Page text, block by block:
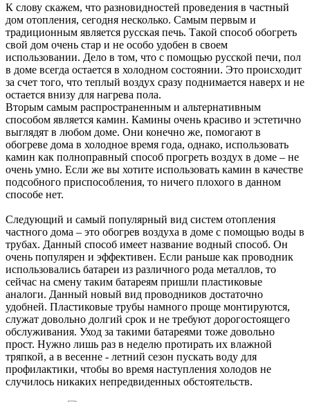
К слову скажем, что разновидностей проведения в частный
дом отопления, сегодня несколько. Самым первым и
традиционным является русская печь. Такой способ обогреть
свой дом очень стар и не особо удобен в своем
использовании. Дело в том, что с помощью русской печи, пол
в доме всегда остается в холодном состоянии. Это происходит
за счет того, что теплый воздух сразу поднимается наверх и не
остается внизу для нагрева пола.
Вторым самым распространенным и альтернативным
способом является камин. Камины очень красиво и эстетично
выглядят в любом доме. Они конечно же, помогают в
обогреве дома в холодное время года, однако, использовать
камин как полноправный способ прогреть воздух в доме – не
очень умно. Если же вы хотите использовать камин в качестве
подсобного приспособления, то ничего плохого в данном
способе нет.
Следующий и самый популярный вид систем отопления
частного дома – это обогрев воздуха в доме с помощью воды в
трубах. Данный способ имеет название водный способ. Он
очень популярен и эффективен. Если раньше как проводник
использовались батареи из различного рода металлов, то
сейчас на смену таким батареям пришли пластиковые
аналоги. Данный новый вид проводников достаточно
удобней. Пластиковые трубы намного проще монтируются,
служат довольно долгий срок и не требуют дорогостоящего
обслуживания. Уход за такими батареями тоже довольно
прост. Нужно лишь раз в неделю протирать их влажной
тряпкой, а в весенне - летний сезон пускать воду для
профилактики, чтобы во время наступления холодов не
случилось никаких непредвиденных обстоятельств.